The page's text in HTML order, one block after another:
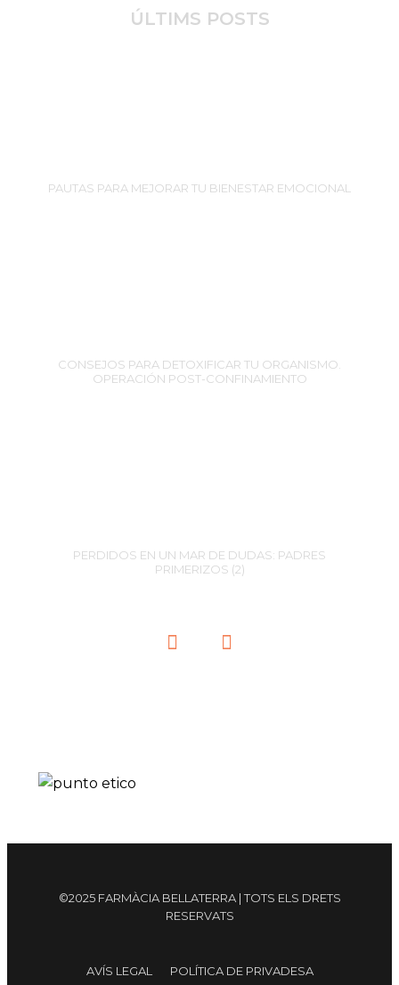
ÚLTIMS POSTS
PAUTAS PARA MEJORAR TU BIENESTAR EMOCIONAL
CONSEJOS PARA DETOXIFICAR TU ORGANISMO.
OPERACIÓN POST-CONFINAMIENTO
PERDIDOS EN UN MAR DE DUDAS: PADRES
PRIMERIZOS (2)
©2025 FARMÀCIA BELLATERRA | TOTS ELS DRETS
RESERVATS
AVÍS LEGAL POLÍTICA DE PRIVADESA